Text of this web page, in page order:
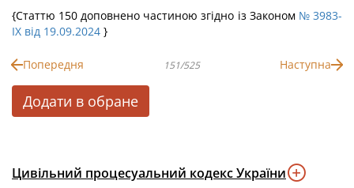
{Статтю 150 доповнено частиною згідно із Законом № 3983-
IX від 19.09.2024 }
Попередня 151/525 Наступна
Додати в обране
Цивільний процесуальний кодекс України